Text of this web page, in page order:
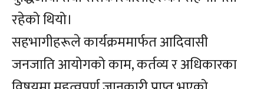
रहेको थियो।
सहभागीहरूले कार्यक्रममार्फत आदिवासी
जनजाति आयोगको काम, कर्तव्य र अधिकारका